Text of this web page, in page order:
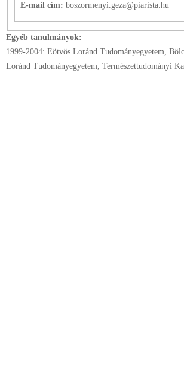
E-mail cím: boszormenyi.geza@piarista.hu
Egyéb tanulmányok:
1999-2004: Eötvös Loránd Tudományegyetem,
Loránd Tudományegyetem, Természettudományi